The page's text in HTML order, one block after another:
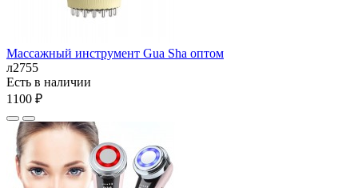
Массажный инструмент Gua Sha оптом
л2755
Есть в наличии
1100 ₽